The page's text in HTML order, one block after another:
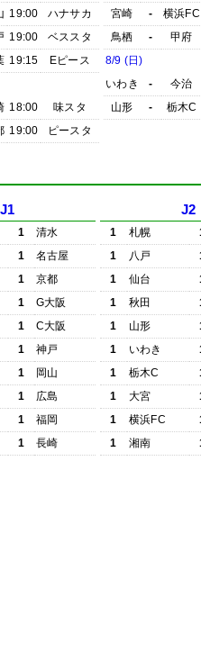
19:00
ハナサカ
19:00
ベススタ
19:15
Eピース
18:00
味スタ
19:00 ピースタ
宮崎
-
横浜FC
鳥栖
-
甲府
8/9 (日)
いわき
-
今治
山形
- 栃木C
J1
1
清水
1
名古屋
1
京都
1
G大阪
1
C大阪
1
神戸
1
岡山
1
広島
1
福岡
1 長崎
J2
1 札幌
1
八戸
1
仙台
1
秋田
1
山形
1
いわき
1
栃木C
1
大宮
1
横浜FC
1
湘南